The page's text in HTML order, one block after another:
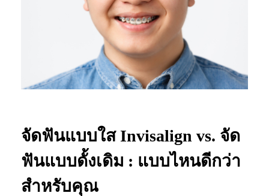
จัดฟันแบบใส Invisalign vs. จัด
ฟันแบบดั้งเดิม : แบบไหนดีกว่า
สำหรับคุณ